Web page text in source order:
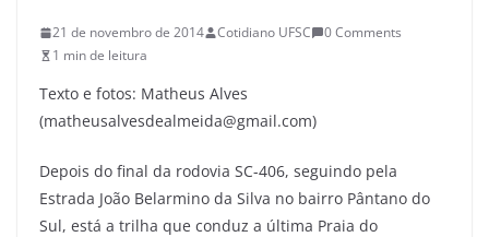
21 de novembro de 2014 Cotidiano UFSC
0 Comments
1 min de leitura
Texto e fotos: Matheus Alves
(matheusalvesdealmeida@gmail.com)
Depois do final da rodovia SC-406, seguindo pela
Estrada João Belarmino da Silva no bairro Pântano do
Sul, está a trilha que conduz a última Praia do